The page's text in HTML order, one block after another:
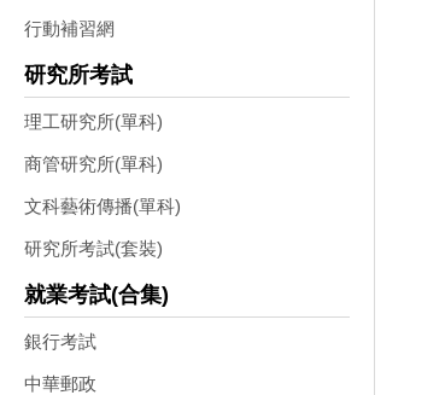
行動補習網
研究所考試
理工研究所(單科)
商管研究所(單科)
文科藝術傳播(單科)
研究所考試(套裝)
就業考試(合集)
銀行考試
中華郵政